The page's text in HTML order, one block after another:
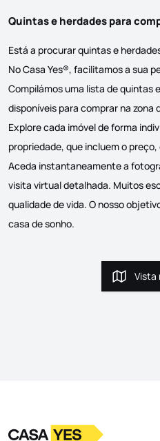
Quintas e herdades para
Está a procurar quintas e
No Casa Yes®, facilitamos a sua
Compilámos uma lista de quintas
disponíveis para comprar na zona
Explore cada imóvel de forma
propriedade, que incluem o
Aceda instantaneamente a
visita virtual detalhada. Muitos
qualidade de vida. O nosso
casa de sonho.
Vista
LogoIr para a homepage